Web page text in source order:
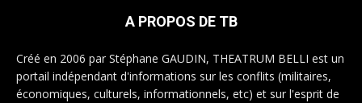
A PROPOS DE TB
Créé en 2006 par Stéphane GAUDIN, THEATRUM BELLI est un
portail indépendant d'informations sur les conflits (militaires,
économiques, culturels, informationnels, etc) et sur l'esprit de